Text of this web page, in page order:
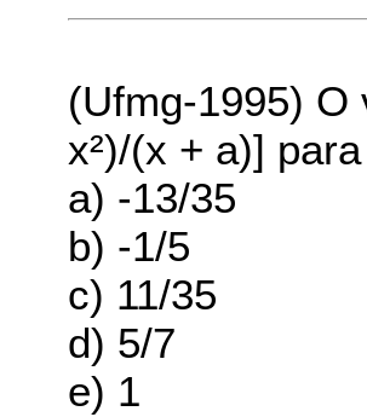
(Ufmg-1995)
x²)/(x + a)]
a) -13/35
b) -1/5
c) 11/35
d) 5/7
e) 1